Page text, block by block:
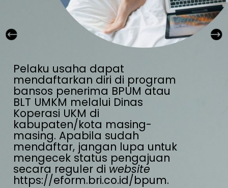
Pelaku usaha dapat
mendaftarkan diri di program
bansos penerima BPUM atau
BLT UMKM melalui Dinas
Koperasi UKM di
kabupaten/kota masing-
masing. Apabila sudah
mendaftar, jangan lupa untuk
mengecek status pengajuan
secara reguler di
https://eform.bri.co.id/bpum.